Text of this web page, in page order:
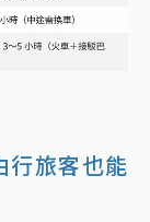
行旅客也能